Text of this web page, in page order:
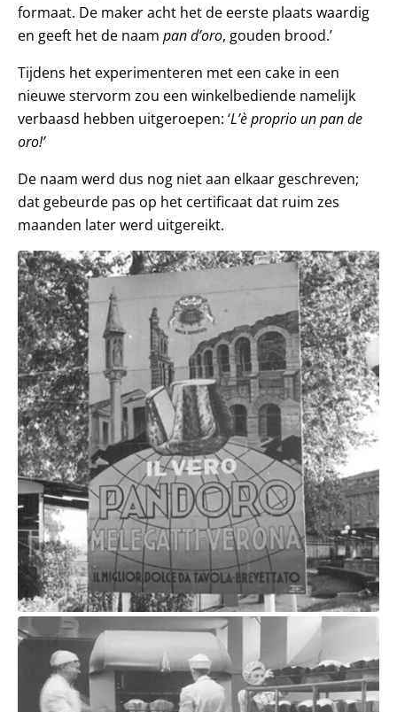
formaat. De maker acht het de eerste plaats waardig
en geeft het de naam pan d’oro, gouden brood.’
Tijdens het experimenteren met een cake in een
nieuwe stervorm zou een winkelbediende namelijk
verbaasd hebben uitgeroepen: ‘L’è proprio un pan de
oro!’
De naam werd dus nog niet aan elkaar geschreven;
dat gebeurde pas op het certificaat dat ruim zes
maanden later werd uitgereikt.